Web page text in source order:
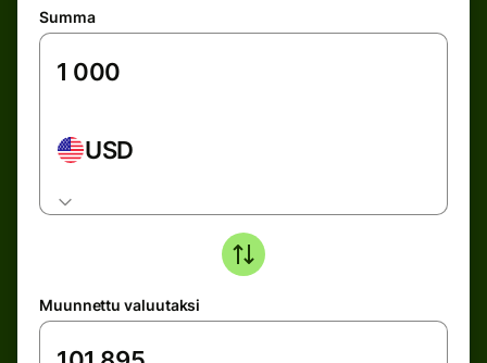
Summa
USD
Muunnettu valuutaksi